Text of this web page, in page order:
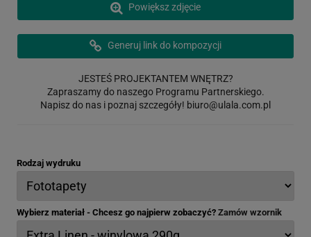
Powiększ zdjęcie
Generuj link do kompozycji
JESTEŚ PROJEKTANTEM WNĘTRZ?
Zapraszamy do naszego Programu Partnerskiego.
Napisz do nas i poznaj szczegóły! biuro@ulala.com.pl
Rodzaj wydruku
Wybierz materiał - Chcesz go najpierw zobaczyć? Zamów wzornik